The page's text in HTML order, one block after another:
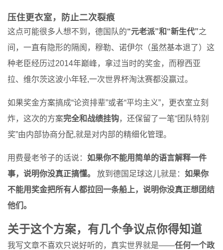
压住更衣室，防止二次裂痕
这点可能很多人想不到，德国队的“元老派”和“新生代”之
间，一直有隐形的隔阂，穆勒、诺伊尔（虽然基本退了）这
种老臣经历过2014年巅峰，拿过当时的奖金，而穆西亚
拉、维尔茨这波小年轻,一次世界杯淘汰赛都没赢过。
如果奖金方案搞成“论资排辈”或者“平均主义”，更衣室立刻
炸，这次的方案完全和战绩挂钩，还保留了一笔“团队特别
奖”由内部协商分配,就是对内部的精细化管理。
用费曼老爷子的话说： 如果你不能用简单的语言解释一件
事，说明你没真正搞懂。
放到德国足球这儿就是： 如果你
不能用奖金把所有人都拉回一条船上，说明你没真正想团结
他们。
关于这个方案，有几个争议点你得知道
我写文章不喜欢只说好听的，真实世界就是——任何一个政